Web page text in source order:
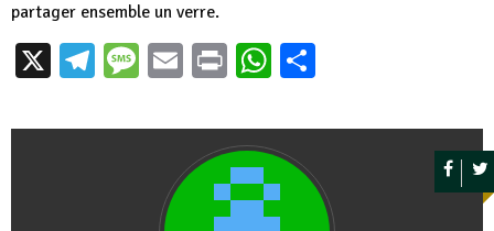
partager ensemble un verre.
X Telegram
Message
EmailPrintWhatsApp